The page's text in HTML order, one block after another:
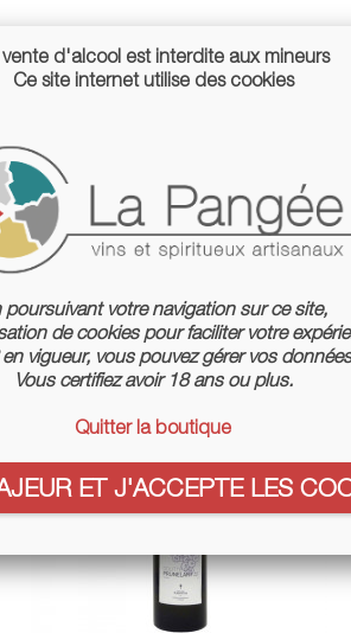
vente d'alcool est interdite aux mineurs
Ce site internet utilise des cookies
poursuivant votre navigation sur ce site,
de cookies pour faciliter votre
vigueur, vous pouvez gérer vos
Vous certifiez avoir 18 ans ou plus.
Quitter la boutique
ET J'ACCEPTE LES